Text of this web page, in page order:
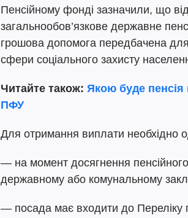
Пенсійному фонді зазначили, що
загальнообов’язкове державне
грошова допомога передбачена для
сфери соціального захисту
Читайте також: Якою буде пенсія
ПФУ
Для отримання виплати необхідно
— на момент досягнення
державному або комунальному
— посада має входити до Переліку